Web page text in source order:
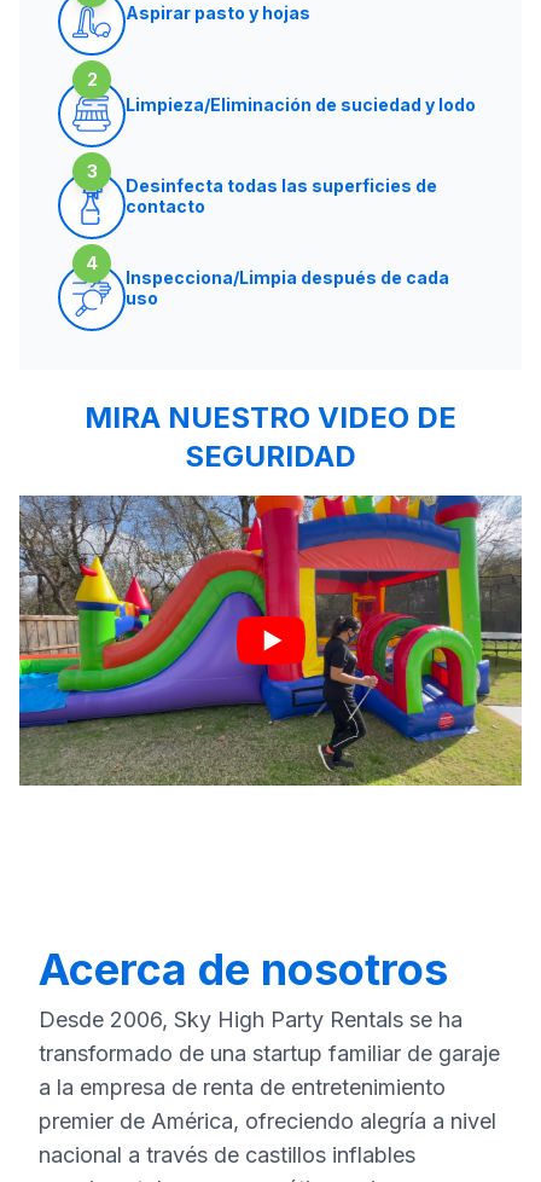
Aspirar pasto y hojas
2
Limpieza/Eliminación de suciedad y lodo
3
Desinfecta todas las superficies de
contacto
4
Inspecciona/Limpia después de cada
uso
MIRA NUESTRO VIDEO DE
SEGURIDAD
Acerca de nosotros
Desde 2006, Sky High Party Rentals se ha
transformado de una startup familiar de garaje
a la empresa de renta de entretenimiento
premier de América, ofreciendo alegría a nivel
nacional a través de castillos inflables